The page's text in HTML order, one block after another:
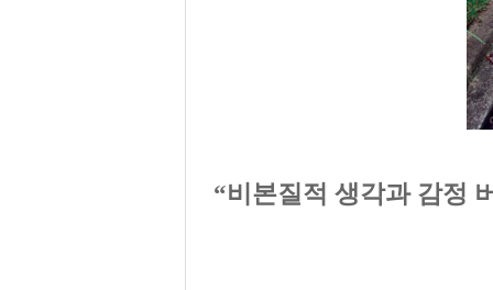
“비본질적 생각과 감정